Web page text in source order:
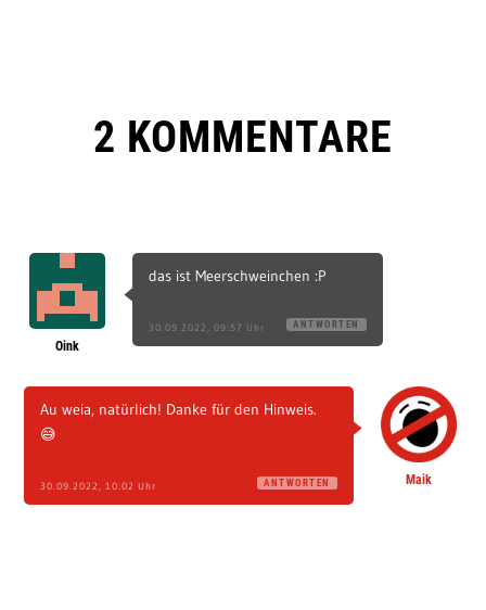
2 KOMMENTARE
Oink
das ist Meerschweinchen :P
30.09.2022, 09:57 Uhr ANTWORTEN
Maik
Au weia, natürlich! Danke für den Hinweis.
😅
30.09.2022, 10:02 Uhr ANTWORTEN